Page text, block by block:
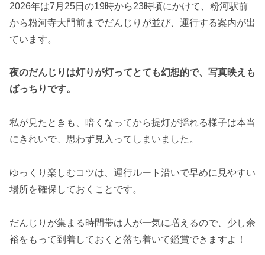
2026年は7月25日の19時から23時頃にかけて、粉河駅前
から粉河寺大門前までだんじりが並び、運行する案内が出
ています。
夜のだんじりは灯りが灯ってとても幻想的で、写真映えも
ばっちりです。
私が見たときも、暗くなってから提灯が揺れる様子は本当
にきれいで、思わず見入ってしまいました。
ゆっくり楽しむコツは、運行ルート沿いで早めに見やすい
場所を確保しておくことです。
だんじりが集まる時間帯は人が一気に増えるので、少し余
裕をもって到着しておくと落ち着いて鑑賞できますよ！